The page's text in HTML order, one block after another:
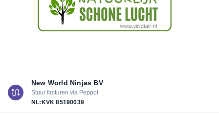
New World Ninjas BV
Stuur facturen via Peppol
NL:KVK 85190039